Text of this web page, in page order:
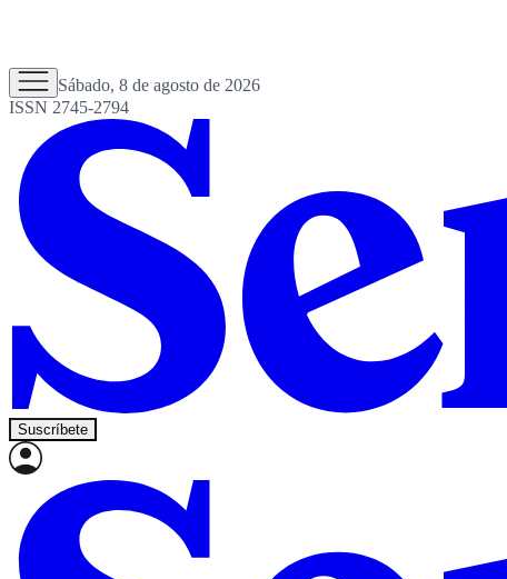
Sábado, 8 de agosto de 2026
ISSN 2745-2794
Suscríbete